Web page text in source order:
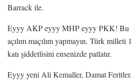
Barrack ile.
Eyyy AKP eyyy MHP eyyy PKK! Bu
açılım maçılım yapmayın. Türk milleti
katı şiddetlisini ensenizde patlatır.
Eyyy yeni Ali Kemaller, Damat